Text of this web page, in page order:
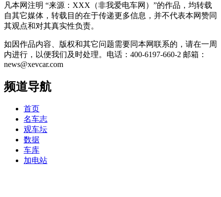
凡本网注明 “来源：XXX（非我爱电车网）”的作品，均转载
自其它媒体，转载目的在于传递更多信息，并不代表本网赞同
其观点和对其真实性负责。
如因作品内容、版权和其它问题需要同本网联系的，请在一周
内进行，以便我们及时处理。电话：400-6197-660-2 邮箱：
news@xevcar.com
频道导航
首页
名车志
观车坛
数据
车库
加电站